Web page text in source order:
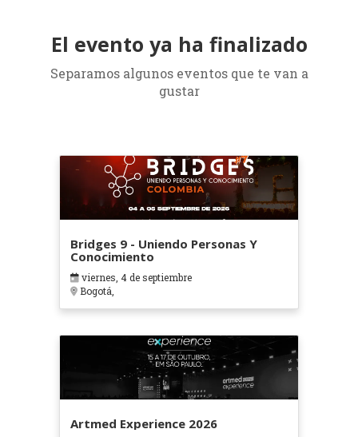
El evento ya ha finalizado
Separamos algunos eventos que te van a
gustar
Bridges 9 - Uniendo Personas Y
Conocimiento
viernes, 4 de septiembre
Bogotá,
Artmed Experience 2026